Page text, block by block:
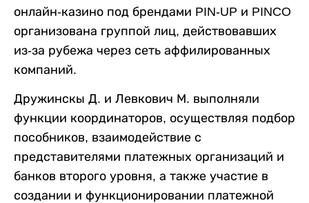
онлайн-казино под брендами PIN-UP и PINCO
организована группой лиц, действовавших
из-за рубежа через сеть аффилированных
компаний.
Дружинскы Д. и Левкович М. выполняли
функции координаторов, осуществляя подбор
пособников, взаимодействие с
представителями платежных организаций и
банков второго уровня, а также участие в
создании и функционировании платежной